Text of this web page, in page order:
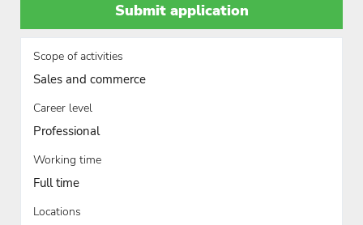
Submit application
Scope of activities
Sales and commerce
Career level
Professional
Working time
Full time
Locations